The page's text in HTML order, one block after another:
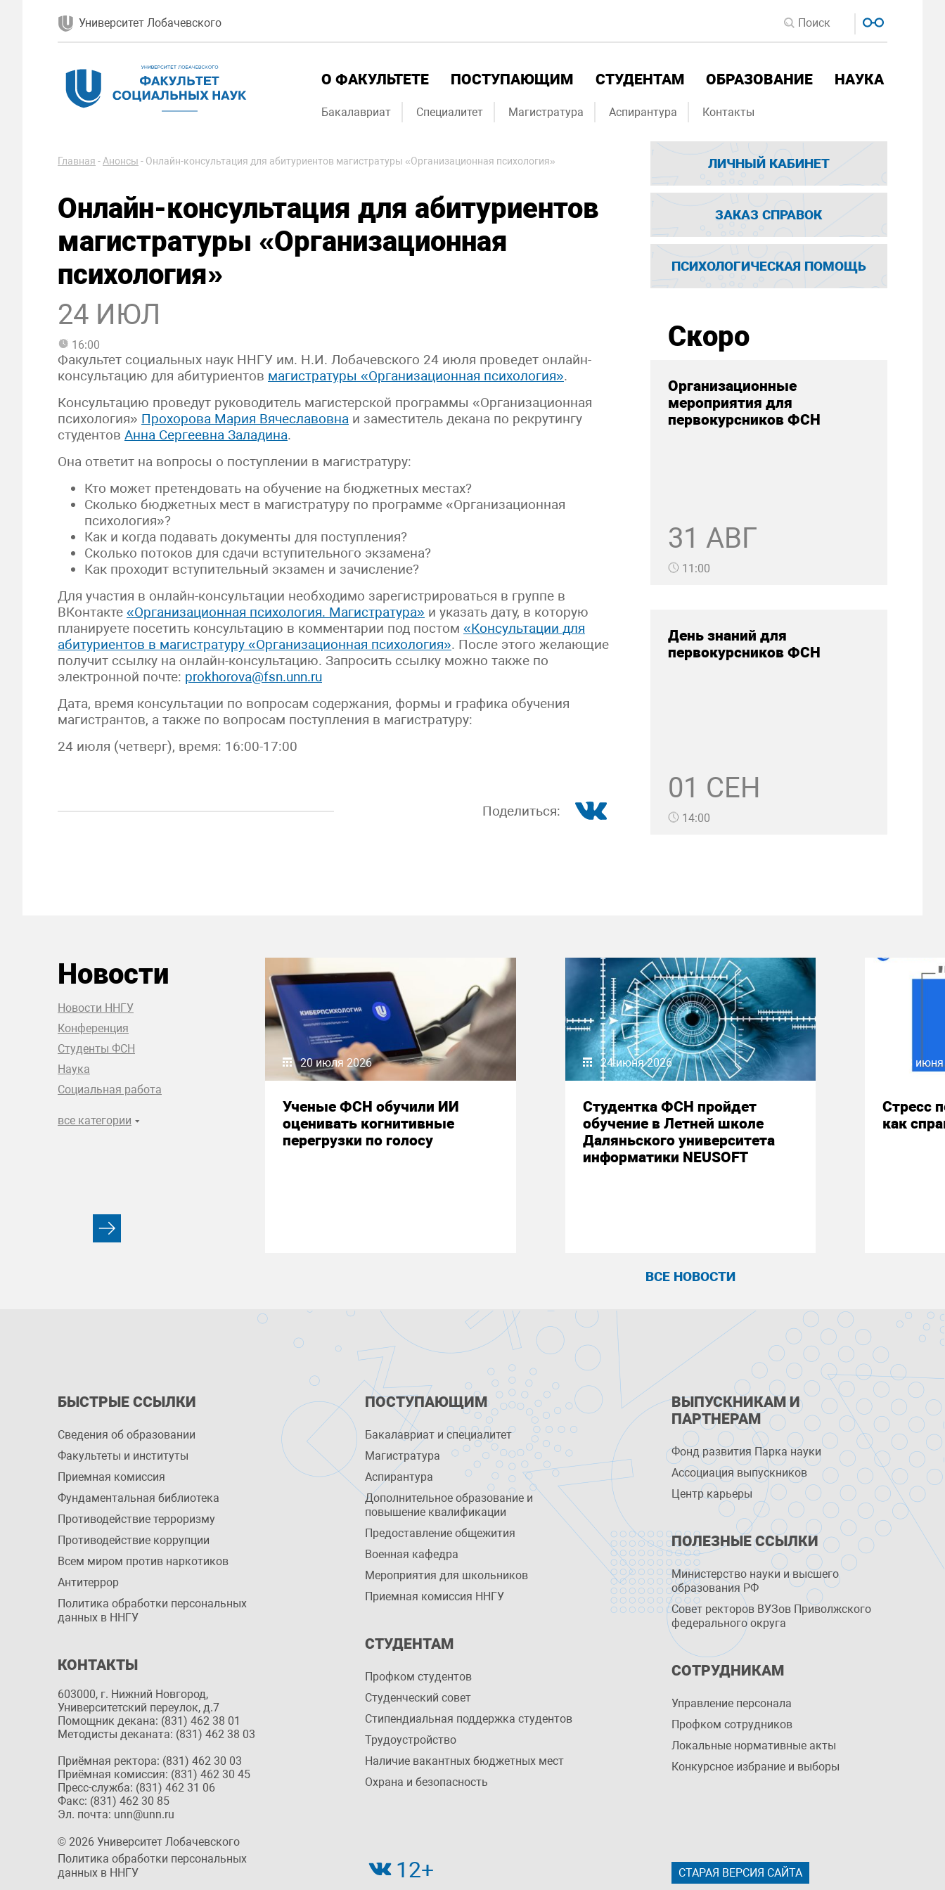
Университет Лобачевского
О ФАКУЛЬТЕТЕ ПОСТУПАЮЩИМ СТУДЕНТАМ ОБРАЗОВАНИЕ НАУКА
Бакалавриат Специалитет Магистратура Аспирантура Контакты
Главная -Анонсы - Онлайн-консультация для абитуриентов магистратуры «Организационная психология»
Онлайн-консультация для абитуриентов
магистратуры «Организационная
психология»
24 ИЮЛ
16:00
Факультет социальных наук ННГУ им. Н.И. Лобачевского 24 июля проведет онлайн-
консультацию для абитуриентов магистратуры «Организационная психология».
Консультацию проведут руководитель магистерской программы «Организационная
психология» Прохорова Мария Вячеславовна и заместитель декана по рекрутингу
студентов Анна Сергеевна Заладина.
Она ответит на вопросы о поступлении в магистратуру:
Кто может претендовать на обучение на бюджетных местах?
Сколько бюджетных мест в магистратуру по программе «Организационная
психология»?
Как и когда подавать документы для поступления?
Сколько потоков для сдачи вступительного экзамена?
Как проходит вступительный экзамен и зачисление?
Для участия в онлайн-консультации необходимо зарегистрироваться в группе в
ВКонтакте «Организационная психология. Магистратура» и указать дату, в которую
планируете посетить консультацию в комментарии под постом «Консультации для
абитуриентов в магистратуру «Организационная психология». После этого желающие
получит ссылку на онлайн-консультацию. Запросить ссылку можно также по
электронной почте: prokhorova@fsn.unn.ru
Дата, время консультации по вопросам содержания, формы и графика обучения
магистрантов, а также по вопросам поступления в магистратуру:
24 июля (четверг), время: 16:00-17:00
Поделиться:
ЛИЧНЫЙ КАБИНЕТ
ЗАКАЗ СПРАВОК
ПСИХОЛОГИЧЕСКАЯ ПОМОЩЬ
Скоро
Организационные
мероприятия для
первокурсников ФСН
31 АВГ
11:00
День знаний для
первокурсников ФСН
01 СЕН
14:00
Новости
Новости ННГУ
Конференция
Студенты ФСН
Наука
Социальная работа
все категории
20 июля 2026
Ученые ФСН обучили ИИ
оценивать когнитивные
перегрузки по голосу
24 июня 2026
Студентка ФСН пройдет
обучение в Летней школе
Даляньского университета
информатики NEUSOFT
08
Стресс
как
ВСЕ НОВОСТИ
БЫСТРЫЕ ССЫЛКИ
Сведения об образовании
Факультеты и институты
Приемная комиссия
Фундаментальная библиотека
Противодействие терроризму
Противодействие коррупции
Всем миром против наркотиков
Антитеррор
Политика обработки персональных
данных в ННГУ
КОНТАКТЫ
603000, г. Нижний Новгород,
Университетский переулок, д.7
Помощник декана: (831) 462 38 01
Методисты деканата: (831) 462 38 03
Приёмная ректора: (831) 462 30 03
Приёмная комиссия: (831) 462 30 45
Пресс-служба: (831) 462 31 06
Факс: (831) 462 30 85
Эл. почта: unn@unn.ru
ПОСТУПАЮЩИМ
Бакалавриат и специалитет
Магистратура
Аспирантура
Дополнительное образование и
повышение квалификации
Предоставление общежития
Военная кафедра
Мероприятия для школьников
Приемная комиссия ННГУ
СТУДЕНТАМ
Профком студентов
Студенческий совет
Стипендиальная поддержка студентов
Трудоустройство
Наличие вакантных бюджетных мест
Охрана и безопасность
ВЫПУСКНИКАМ И
ПАРТНЕРАМ
Фонд развития Парка науки
Ассоциация выпускников
Центр карьеры
ПОЛЕЗНЫЕ ССЫЛКИ
Министерство науки и высшего
образования РФ
Совет ректоров ВУЗов Приволжского
федерального округа
СОТРУДНИКАМ
Управление персоналa
Профком сотрудников
Локальные нормативные акты
Конкурсное избрание и выборы
© 2026 Университет Лобачевского
Политика обработки персональных
данных в ННГУ
12+ СТАРАЯ ВЕРСИЯ САЙТА